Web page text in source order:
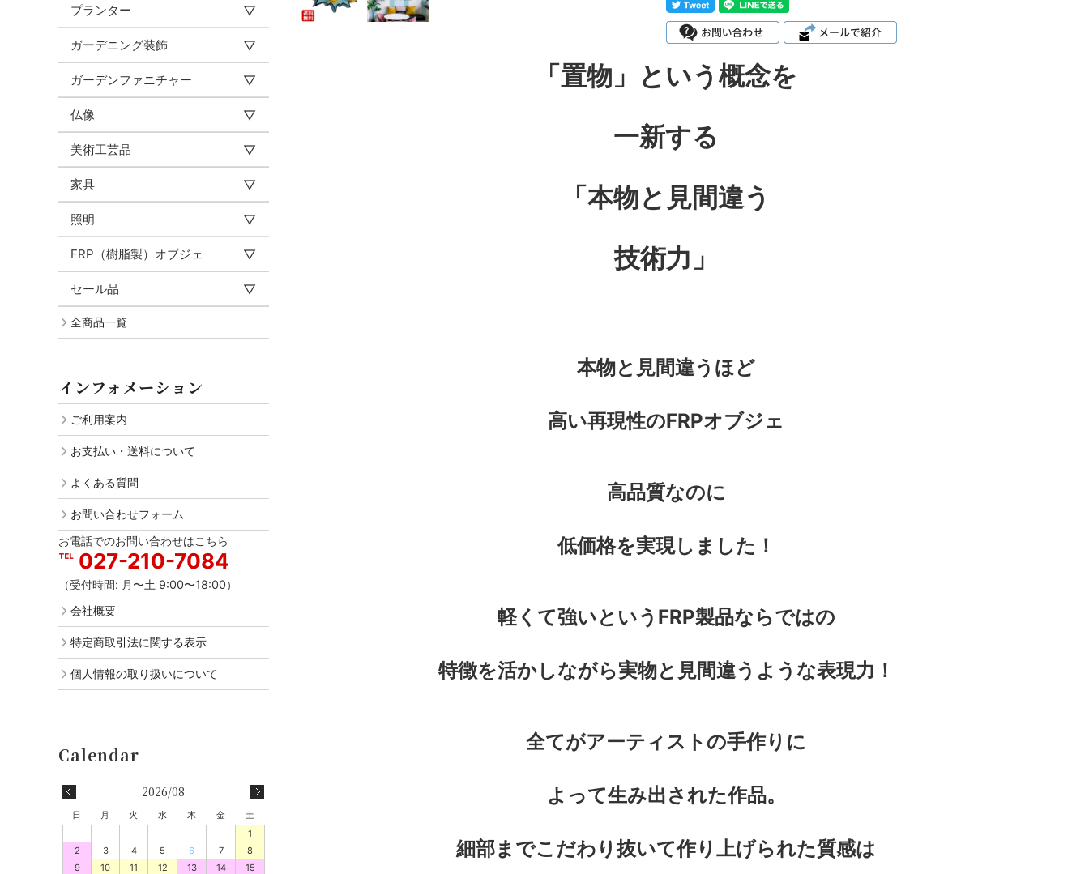
「置物」という概念を
一新する
「本物と見間違う
技術力」
本物と見間違うほど
高い再現性のFRPオブジェ
高品質なのに
低価格を実現しました！
軽くて強いというFRP製品ならではの
特徴を活かしながら実物と見間違うような表現力！
全てがアーティストの手作りに
よって生み出された作品。
細部までこだわり抜いて作り上げられた質感は
プランター
ガーデニング装飾
ガーデンファニチャー
仏像
美術工芸品
家具
照明
FRP（樹脂製）オブジェ
セール品
全商品一覧
インフォメーション
ご利用案内
お支払い・送料について
よくある質問
お問い合わせフォーム
お電話でのお問い合わせはこちら
027-210-7084
（受付時間: 月〜土 9:00〜18:00）
会社概要
特定商取引法に関する表示
個人情報の取り扱いについて
2026/08
日 月 火 水 木 金
土
1
2
3 4 5 6 7
8
9
10 11 12 13 14
15